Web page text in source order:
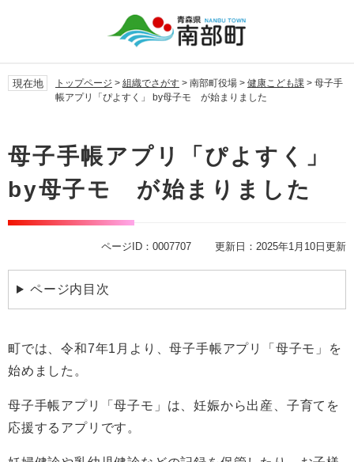
先
頭
を
飛
本
現在地 トップページ > 組織でさがす > 南部町役場 > 健康こども課 > 母子手
帳アプリ「ぴよすく」 by母子モ が始まりました
文
母子手帳アプリ「ぴよすく」
by母子モ が始まりました
ページID：0007707 更新日：2025年1月10日更新
ページ内目次
町では、令和7年1月より、母子手帳アプリ「母子モ」を
始めました。
母子手帳アプリ「母子モ」は、妊娠から出産、子育てを
応援するアプリです。